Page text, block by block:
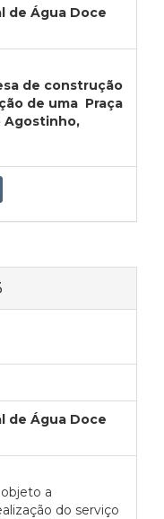
de Água Doce
de construção
de uma Praça
Agostinho,
de Água Doce
a
do serviço